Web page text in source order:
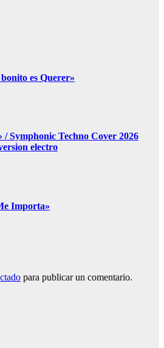
es Querer»
Symphonic Techno Cover 2026
electro
Importa»
para publicar un comentario.